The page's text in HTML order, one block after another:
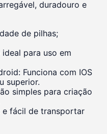
duradouro e
de pilhas;
para uso em
Funciona com IOS
superior.
simples para criação
e fácil de transportar